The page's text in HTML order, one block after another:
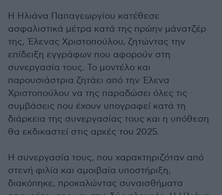
Η Ηλιάνα Παπαγεωργίου κατέθεσε
ασφαλιστικά μέτρα κατά της πρώην μάνατζέρ
της, Έλενας Χριστοπούλου, ζητώντας την
επίδειξη εγγράφων που αφορούν στη
συνεργασία τους. Το μοντέλο και
παρουσιάστρια ζητάει από την Έλενα
Χριστοπούλου να της παραδώσει όλες τις
συμβάσεις που έχουν υπογραφεί κατά τη
διάρκεια της συνεργασίας τους και η υπόθεση
θα εκδικαστεί στις αρχές του 2025.
Η συνεργασία τους, που χαρακτηριζόταν από
στενή φιλία και αμοιβαία υποστήριξη,
διακόπηκε, προκαλώντας συναισθήματα